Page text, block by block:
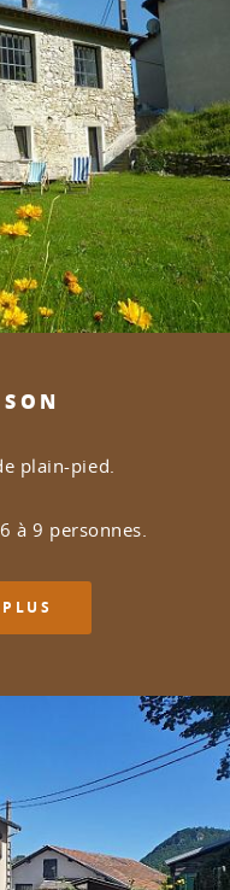
plain-pied.
à 9 personnes.